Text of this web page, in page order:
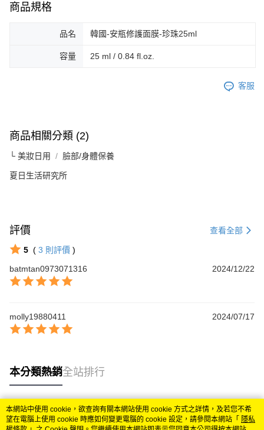
商品規格
品名 韓國-安瓶修護面膜-珍珠25ml
容量 25 ml / 0.84 fl.oz.
客服
商品相關分類 (2)
└ 美妝日用 臉部/身體保養
夏日生活研究所
評價 查看全部
5 ( 3 則評價 )
batmtan0973071316
2024/12/22
molly19880411 2024/07/17
本分類熱銷全站排行
熱門標籤
本網站中使用 cookie，欲查詢有關本網站使用 cookie 方式之詳情，及若您不希
望在電腦上使用 cookie 時應如何變更電腦的 cookie 設定，請參閱本網站「 隱私